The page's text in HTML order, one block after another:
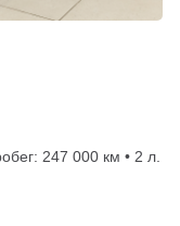
247 000 км • 2 л.